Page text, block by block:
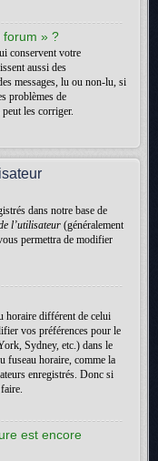
forum » ?
conservent votre
aussi des
messages, lu ou non-lu, si
problèmes de
les corriger.
dans notre base de
l’utilisateur (généralement
permettra de modifier
horaire différent de celui
vos préférences pour le
Sydney, etc.) dans le
fuseau horaire, comme la
enregistrés. Donc si
est encore